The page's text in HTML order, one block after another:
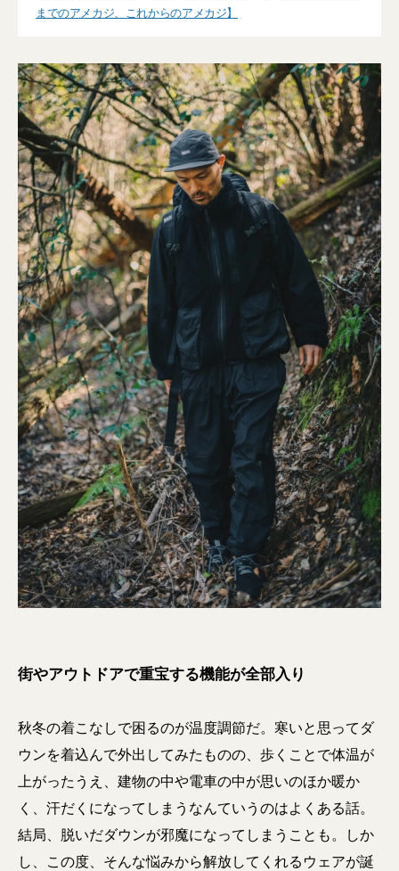
までのアメカジ、これからのアメカジ】
街やアウトドアで重宝する機能が全部入り
秋冬の着こなしで困るのが温度調節だ。寒いと思ってダ
ウンを着込んで外出してみたものの、歩くことで体温が
上がったうえ、建物の中や電車の中が思いのほか暖か
く、汗だくになってしまうなんていうのはよくある話。
結局、脱いだダウンが邪魔になってしまうことも。しか
し、この度、そんな悩みから解放してくれるウェアが誕